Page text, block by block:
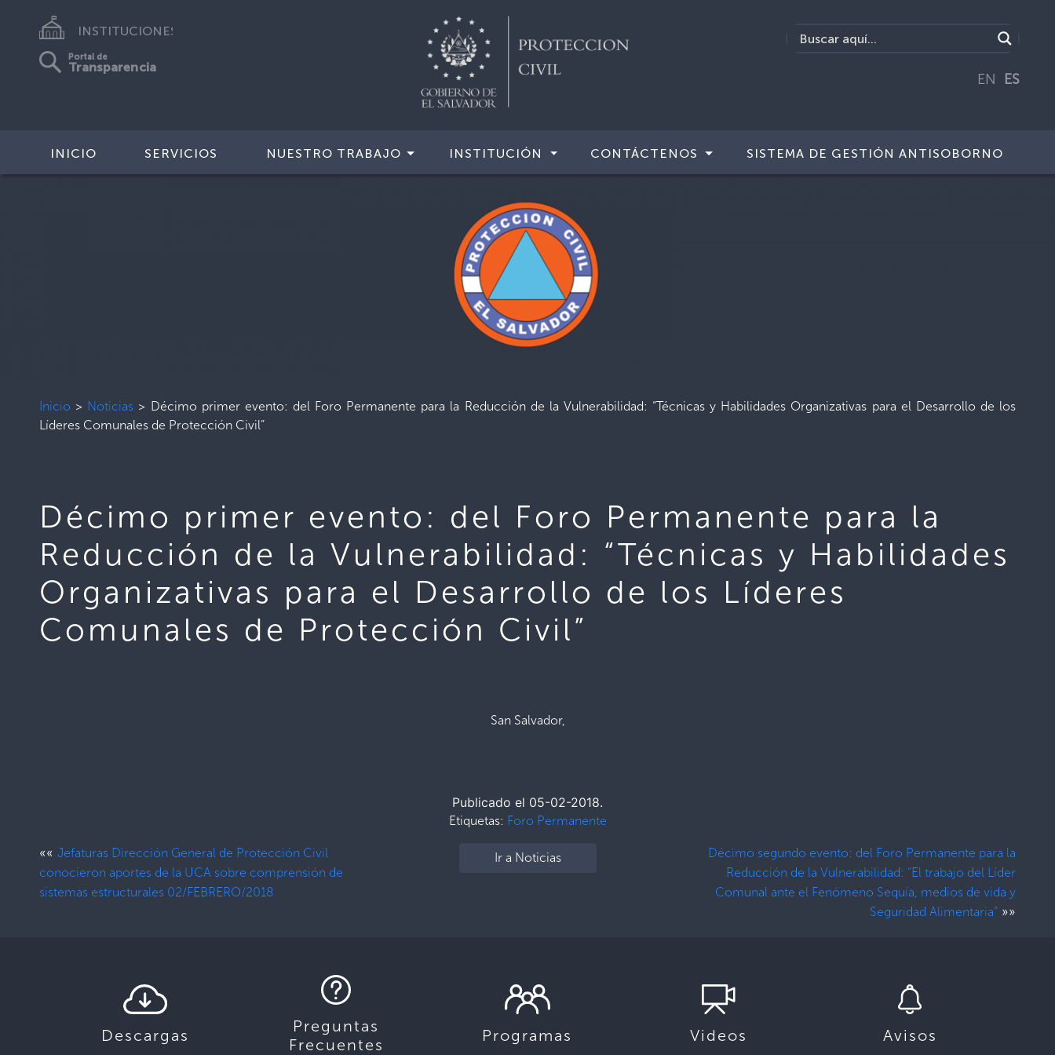
INSTITUCIONES
Portal de
Transparencia
EN ES
INICIO SERVICIOS NUESTRO TRABAJO INSTITUCIÓN CONTÁCTENOS SISTEMA DE GESTIÓN ANTISOBORNO
Inicio > Noticias > Décimo primer evento: del Foro Permanente para la Reducción de la Vulnerabilidad: “Técnicas y Habilidades Organizativas para el Desarrollo de los
Líderes Comunales de Protección Civil”
Décimo primer evento: del Foro Permanente para la
Reducción de la Vulnerabilidad: “Técnicas y Habilidades
Organizativas para el Desarrollo de los Líderes
Comunales de Protección Civil”
San Salvador,
Publicado el 05-02-2018.
Etiquetas: Foro Permanente
«« Jefaturas Dirección General de Protección Civil
conocieron aportes de la UCA sobre comprensión de
sistemas estructurales 02/FEBRERO/2018
Ir a Noticias
Décimo segundo evento: del Foro Permanente para la
Reducción de la Vulnerabilidad: “El trabajo del Líder
Comunal ante el Fenómeno Sequía, medios de vida y
Seguridad Alimentaria” »»
Descargas
Preguntas
Frecuentes
Programas Videos Avisos